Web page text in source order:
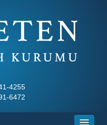
4255
6472